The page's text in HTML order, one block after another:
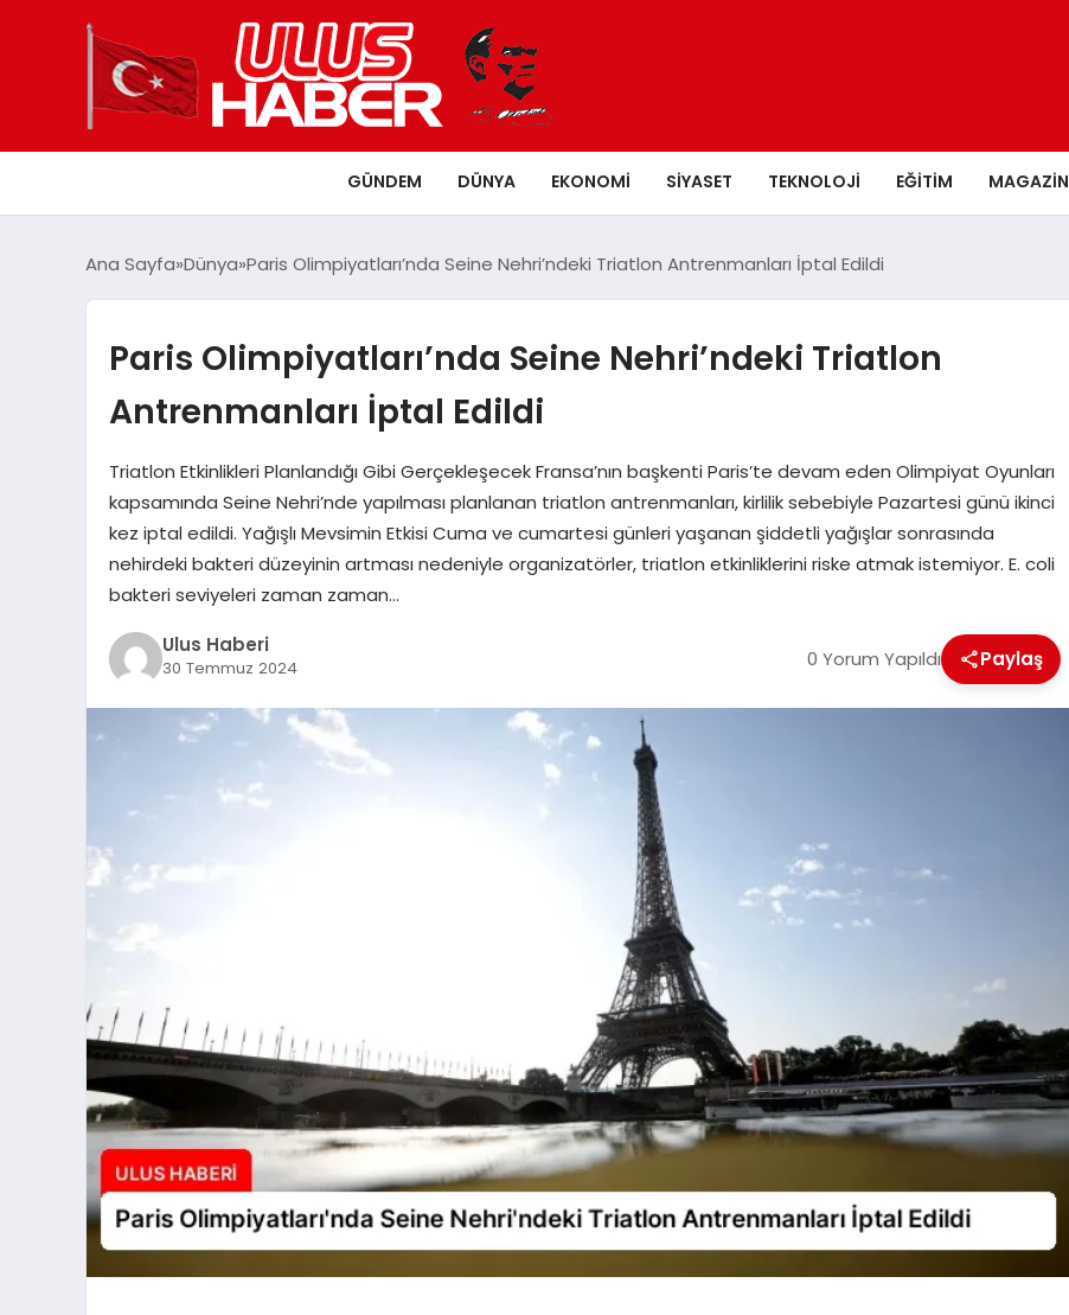
GÜNDEM DÜNYA EKONOMI SIYASET TEKNOLOJI EĞITIM MAGAZIN
Ana Sayfa Dünya Paris Olimpiyatları’nda Seine Nehri’ndeki Triatlon Antrenmanları İptal Edildi
Paris Olimpiyatları’nda Seine Nehri’ndeki Triatlon
Antrenmanları İptal Edildi
Triatlon Etkinlikleri Planlandığı Gibi Gerçekleşecek Fransa’nın başkenti Paris’te devam eden Olimpiyat Oyunları
kapsamında Seine Nehri’nde yapılması planlanan triatlon antrenmanları, kirlilik sebebiyle Pazartesi günü ikinci
kez iptal edildi. Yağışlı Mevsimin Etkisi Cuma ve cumartesi günleri yaşanan şiddetli yağışlar sonrasında
nehirdeki bakteri düzeyinin artması nedeniyle organizatörler, triatlon etkinliklerini riske atmak istemiyor. E. coli
bakteri seviyeleri zaman zaman…
Ulus Haberi
30 Temmuz 2024 0 Yorum Yapıldı Paylaş